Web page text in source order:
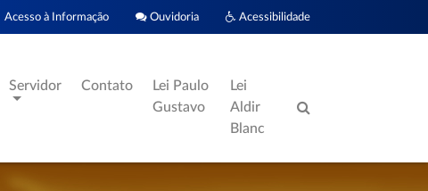
Acessibilidade
Ouvidoria
Acesso à Informação
Servidor Contato
Lei Paulo
Gustavo
Lei
Aldir
Blanc